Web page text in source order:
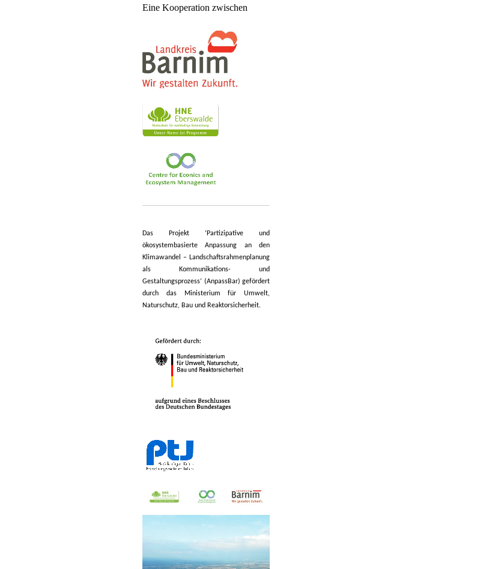
Eine Kooperation zwischen
Das Projekt ‘Partizipative und
ökosystembasierte Anpassung an den
Klimawandel – Landschaftsrahmenplanung
als Kommunikations- und
Gestaltungsprozess‘ (AnpassBar) gefördert
durch das Ministerium für Umwelt,
Naturschutz, Bau und Reaktorsicherheit.